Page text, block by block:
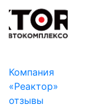
Компания
«Реактор»
отзывы